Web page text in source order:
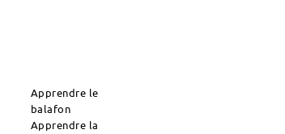
Apprendre le
balafon
Apprendre la